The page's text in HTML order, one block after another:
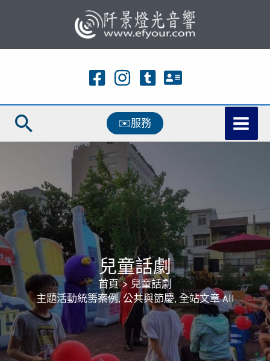
主
容
搜
✉️服務
兒童話劇
首頁
兒童話劇
主題活動統籌案例 ,公共與節慶, 全站文章 All